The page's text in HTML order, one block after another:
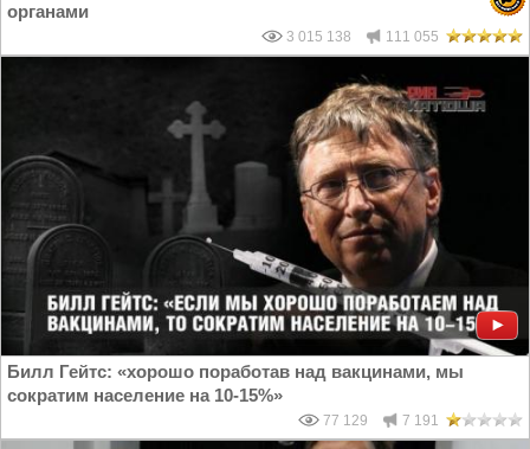
органами
3 015 138 111 055
Билл Гейтс: «хорошо поработав над вакцинами, мы
сократим население на 10-15%»
77 129 7 191